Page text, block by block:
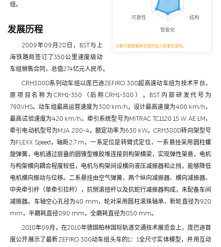
分数可能随着新车型的加入而发生变化。
组。
发展历程
2009年09月28日，BST与上
海铁路局签订了350公里速度级动
车组销售合同，总值274亿元人民币。
CRH380D系列动车组以庞巴迪ZEFIRO 380超高速动车组为技术平台，
原项目名称为CRH1-350（后称CRH1-380），BST内部研发代号为
798VHS。动车组最高运营速度为380 km/h，设计最高速度为400 km/h，
最高试验速度为420 km/h。牵引系统型号为MITRAC TC1120 15 W AE LM，
牵引电动机型号为MJA 280-4，额定功率为630 kW。CRH380D转向架型号
为FLEXX Speed，轴距2.7 m，一系定位是转臂式定位，一系悬挂采用圆柱螺
旋弹簧，电机通过层叠的圆锥型橡胶堆连接到构架横梁，实现弹性架悬，电机
与构架横向耦合程度较低，电机与构架间设横向液压减振器和止挡，能够降低
电机横向振动与位移。二系悬挂由空气弹簧、两个纵向减振器、横向减振器、
中央牵引杆（单牵引拉杆），抗侧滚扭杆以及抗蛇行减振器构成，未配备车间
减振器。车轴空心孔径为40 mm，轮对采用圆柱滚珠轴承，新轮直径为920
mm，半磨耗直径890 mm，全磨耗直径为850 mm。
2010年09月，在2010年德国柏林国际轨道交通技术展览会上，庞巴迪首
度公开展示了最新ZEFIRO 380动车组头车的1：1全尺寸实体模型，并用互动